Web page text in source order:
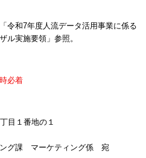
令和7年度人流データ活用事業に係る
ル実施要領」参照。
必着
目１番地の１
グ課 マーケティング係 宛